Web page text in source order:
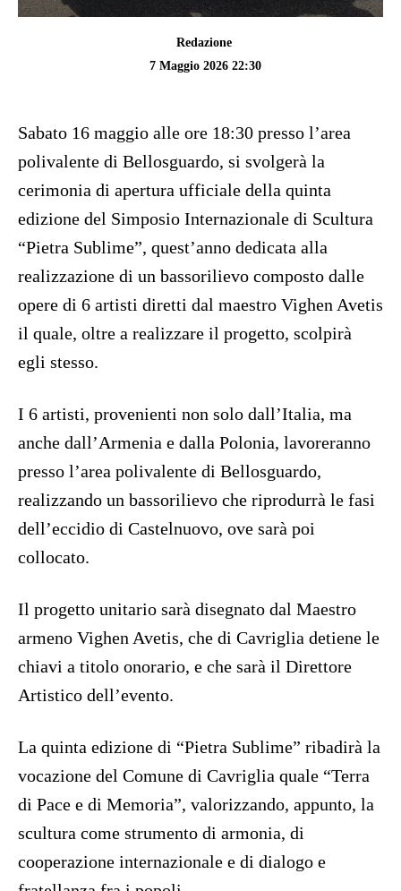
Redazione
7 Maggio 2026 22:30
Sabato 16 maggio alle ore 18:30 presso l’area
polivalente di Bellosguardo, si svolgerà la
cerimonia di apertura ufficiale della quinta
edizione del Simposio Internazionale di Scultura
“Pietra Sublime”, quest’anno dedicata alla
realizzazione di un bassorilievo composto dalle
opere di 6 artisti diretti dal maestro Vighen Avetis
il quale, oltre a realizzare il progetto, scolpirà
egli stesso.
I 6 artisti, provenienti non solo dall’Italia, ma
anche dall’Armenia e dalla Polonia, lavoreranno
presso l’area polivalente di Bellosguardo,
realizzando un bassorilievo che riprodurrà le fasi
dell’eccidio di Castelnuovo, ove sarà poi
collocato.
Il progetto unitario sarà disegnato dal Maestro
armeno Vighen Avetis, che di Cavriglia detiene le
chiavi a titolo onorario, e che sarà il Direttore
Artistico dell’evento.
La quinta edizione di “Pietra Sublime” ribadirà la
vocazione del Comune di Cavriglia quale “Terra
di Pace e di Memoria”, valorizzando, appunto, la
scultura come strumento di armonia, di
cooperazione internazionale e di dialogo e